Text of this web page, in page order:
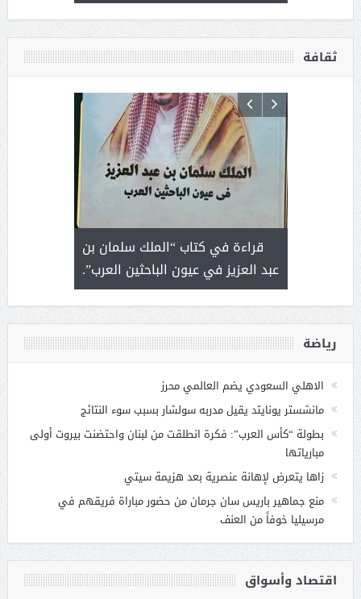
ثقافة
قراءة في كتاب “الملك سلمان بن
عبد العزيز في عيون الباحثين العرب”.
لايعرف
رياضة
الاهلي السعودي يضم العالمي محرز
مانشستر يونايتد يقيل مدربه سولشار بسبب سوء النتائج
بطولة “كأس العرب”: فكرة انطلقت من لبنان واحتضنت بيروت أولى
مبارياتها
زاها يتعرض لإهانة عنصرية بعد هزيمة سيتي
منع جماهير باريس سان جرمان من حضور مباراة فريقهم في
مرسيليا خوفاً من العنف
اقتصاد وأسواق